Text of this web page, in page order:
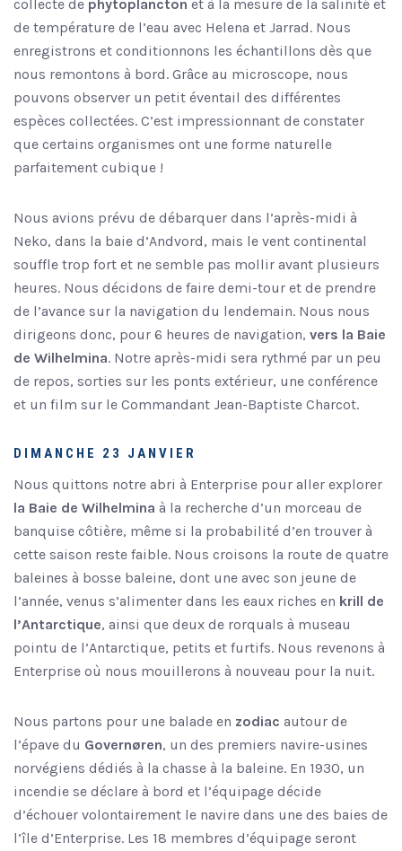
collecte de phytoplancton et à la mesure de la salinité et
de température de l’eau avec Helena et Jarrad. Nous
enregistrons et conditionnons les échantillons dès que
nous remontons à bord. Grâce au microscope, nous
pouvons observer un petit éventail des différentes
espèces collectées. C’est impressionnant de constater
que certains organismes ont une forme naturelle
parfaitement cubique !
Nous avions prévu de débarquer dans l’après-midi à
Neko, dans la baie d’Andvord, mais le vent continental
souffle trop fort et ne semble pas mollir avant plusieurs
heures. Nous décidons de faire demi-tour et de prendre
de l’avance sur la navigation du lendemain. Nous nous
dirigeons donc, pour 6 heures de navigation, vers la Baie
de Wilhelmina. Notre après-midi sera rythmé par un peu
de repos, sorties sur les ponts extérieur, une conférence
et un film sur le Commandant Jean-Baptiste Charcot.
DIMANCHE 23 JANVIER
Nous quittons notre abri à Enterprise pour aller explorer
la Baie de Wilhelmina à la recherche d’un morceau de
banquise côtière, même si la probabilité d’en trouver à
cette saison reste faible. Nous croisons la route de quatre
baleines à bosse baleine, dont une avec son jeune de
l’année, venus s’alimenter dans les eaux riches en krill de
l’Antarctique, ainsi que deux de rorquals à museau
pointu de l’Antarctique, petits et furtifs. Nous revenons à
Enterprise où nous mouillerons à nouveau pour la nuit.
Nous partons pour une balade en zodiac autour de
l’épave du Governøren, un des premiers navire-usines
norvégiens dédiés à la chasse à la baleine. En 1930, un
incendie se déclare à bord et l’équipage décide
d’échouer volontairement le navire dans une des baies de
l’île d’Enterprise. Les 18 membres d’équipage seront